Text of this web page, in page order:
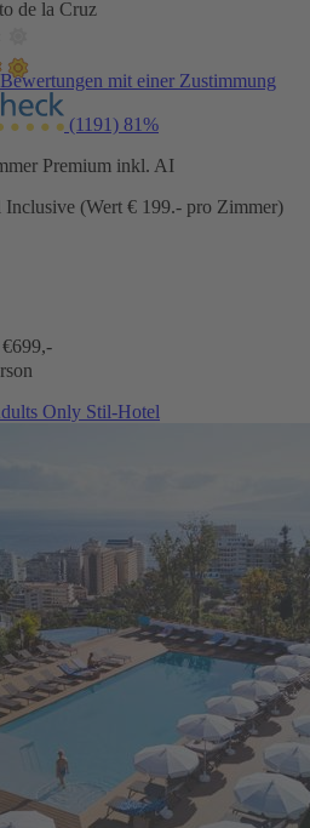
de la Cruz
mit einer Zustimmung
(1191) 81%
Premium inkl. AI
(Wert € 199.- pro Zimmer)
699,-
Only Stil-Hotel